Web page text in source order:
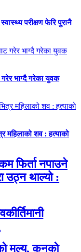
परीक्षण फेरि पुरानै
गरेर भाग्दै गरेका युवक
महिलाको शव : हत्याको
फिर्ता नपाउने
उठ्न थाल्यो :
मूल्य, कुनकाे